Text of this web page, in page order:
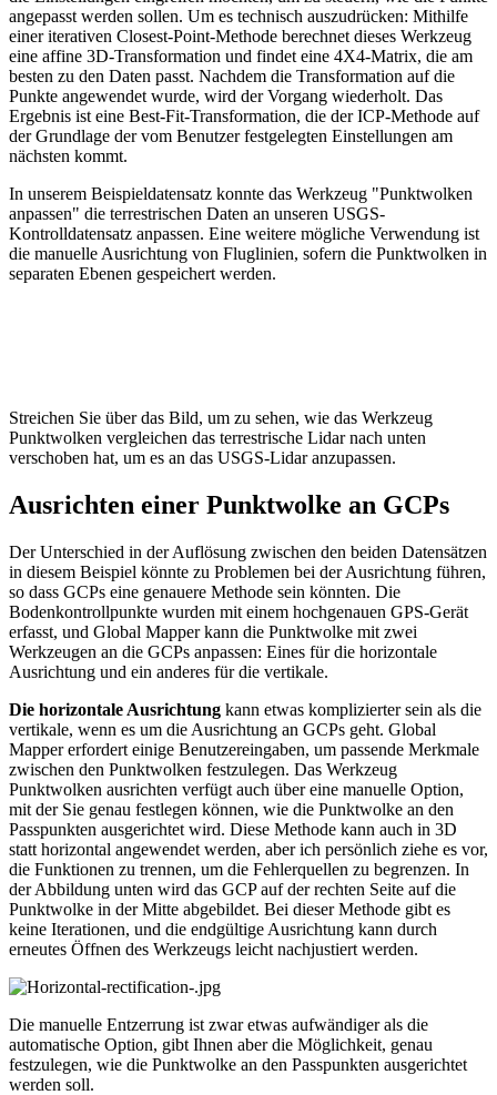
angepasst werden sollen. Um es technisch auszudrücken: Mithilfe
einer iterativen Closest-Point-Methode berechnet dieses Werkzeug
eine affine 3D-Transformation und findet eine 4X4-Matrix, die am
besten zu den Daten passt. Nachdem die Transformation auf die
Punkte angewendet wurde, wird der Vorgang wiederholt. Das
Ergebnis ist eine Best-Fit-Transformation, die der ICP-Methode auf
der Grundlage der vom Benutzer festgelegten Einstellungen am
nächsten kommt.
In unserem Beispieldatensatz konnte das Werkzeug "Punktwolken
anpassen" die terrestrischen Daten an unseren USGS-
Kontrolldatensatz anpassen. Eine weitere mögliche Verwendung ist
die manuelle Ausrichtung von Fluglinien, sofern die Punktwolken in
separaten Ebenen gespeichert werden.
Streichen Sie über das Bild, um zu sehen, wie das Werkzeug
Punktwolken vergleichen das terrestrische Lidar nach unten
verschoben hat, um es an das USGS-Lidar anzupassen.
Ausrichten einer Punktwolke an GCPs
Der Unterschied in der Auflösung zwischen den beiden Datensätzen
in diesem Beispiel könnte zu Problemen bei der Ausrichtung führen,
so dass GCPs eine genauere Methode sein könnten. Die
Bodenkontrollpunkte wurden mit einem hochgenauen GPS-Gerät
erfasst, und Global Mapper kann die Punktwolke mit zwei
Werkzeugen an die GCPs anpassen: Eines für die horizontale
Ausrichtung und ein anderes für die vertikale.
Die horizontale Ausrichtung kann etwas komplizierter sein als die
vertikale, wenn es um die Ausrichtung an GCPs geht. Global
Mapper erfordert einige Benutzereingaben, um passende Merkmale
zwischen den Punktwolken festzulegen. Das Werkzeug
Punktwolken ausrichten verfügt auch über eine manuelle Option,
mit der Sie genau festlegen können, wie die Punktwolke an den
Passpunkten ausgerichtet wird. Diese Methode kann auch in 3D
statt horizontal angewendet werden, aber ich persönlich ziehe es vor,
die Funktionen zu trennen, um die Fehlerquellen zu begrenzen. In
der Abbildung unten wird das GCP auf der rechten Seite auf die
Punktwolke in der Mitte abgebildet. Bei dieser Methode gibt es
keine Iterationen, und die endgültige Ausrichtung kann durch
erneutes Öffnen des Werkzeugs leicht nachjustiert werden.
Die manuelle Entzerrung ist zwar etwas aufwändiger als die
automatische Option, gibt Ihnen aber die Möglichkeit, genau
festzulegen, wie die Punktwolke an den Passpunkten ausgerichtet
werden soll.